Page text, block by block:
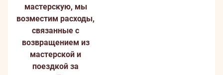
мастерскую, мы
возместим расходы,
связанные с
возвращением из
мастерской и
поездкой за